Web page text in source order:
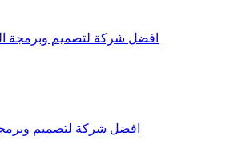
افضل شركة لتصميم وبرمجة
افضل شركة لتصميم